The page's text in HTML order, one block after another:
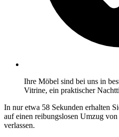
Ihre Möbel sind bei uns in
Vitrine, ein praktischer
In nur etwa 58 Sekunden erhalten
auf einen reibungslosen Umzug
verlassen.